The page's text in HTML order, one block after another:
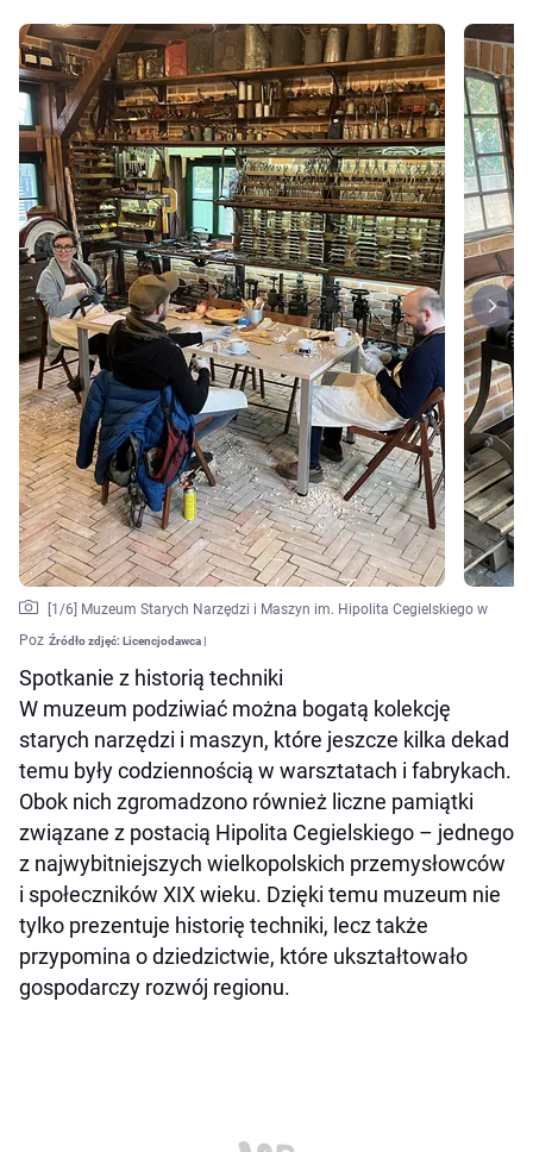
1 /6]
Muzeum Starych Narzędzi i Maszyn im. Hipolita Cegielskiego w
Poz Źródło zdjęć: Licencjodawca |
Spotkanie z historią techniki
W muzeum podziwiać można bogatą kolekcję
starych narzędzi i maszyn, które jeszcze kilka dekad
temu były codziennością w warsztatach i fabrykach.
Obok nich zgromadzono również liczne pamiątki
związane z postacią Hipolita Cegielskiego – jednego
z najwybitniejszych wielkopolskich przemysłowców
i społeczników XIX wieku. Dzięki temu muzeum nie
tylko prezentuje historię techniki, lecz także
przypomina o dziedzictwie, które ukształtowało
gospodarczy rozwój regionu.